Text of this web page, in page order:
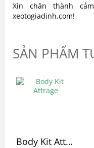
Xin chân thành
xeotogiadinh.com!
SẢN PHẨM
Body Kit Attrage